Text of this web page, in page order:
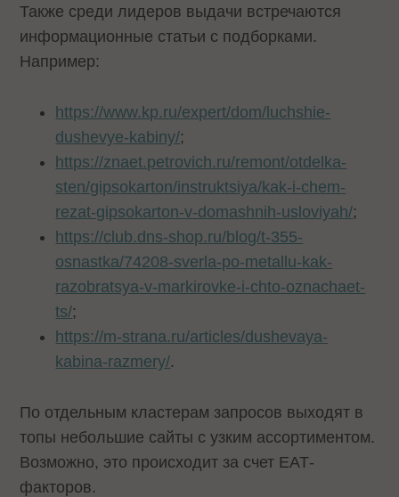
Также среди лидеров выдачи встречаются
информационные статьи с подборками.
Например:
https://www.kp.ru/expert/dom/luchshie-
dushevye-kabiny/;
https://znaet.petrovich.ru/remont/otdelka-
sten/gipsokarton/instruktsiya/kak-i-chem-
rezat-gipsokarton-v-domashnih-usloviyah/;
https://club.dns-shop.ru/blog/t-355-
osnastka/74208-sverla-po-metallu-kak-
razobratsya-v-markirovke-i-chto-oznachaet-
ts/;
https://m-strana.ru/articles/dushevaya-
kabina-razmery/.
По отдельным кластерам запросов выходят в
топы небольшие сайты с узким ассортиментом.
Возможно, это происходит за счет ЕАТ-
факторов.